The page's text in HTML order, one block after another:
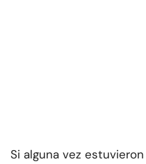
Si alguna vez